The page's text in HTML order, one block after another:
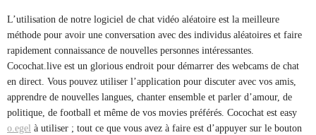
L’utilisation de notre logiciel de chat vidéo aléatoire est la meilleure
méthode pour avoir une conversation avec des individus aléatoires et faire
rapidement connaissance de nouvelles personnes intéressantes.
Cocochat.live est un glorious endroit pour démarrer des webcams de chat
en direct. Vous pouvez utiliser l’application pour discuter avec vos amis,
apprendre de nouvelles langues, chanter ensemble et parler d’amour, de
politique, de football et même de vos movies préférés. Cocochat est easy
o.egel à utiliser ; tout ce que vous avez à faire est d’appuyer sur le bouton